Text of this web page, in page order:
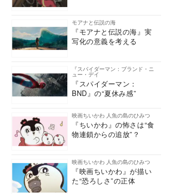
モアナと伝説の海
『モアナと伝説の海』実
写化の意義を考える
『スパイダーマン：ブランド・ニ
ュー・デイ
『スパイダーマン：
BND』の“夏休み感”
映画ちいかわ 人魚の島のひみつ
『ちいかわ』の怖さは“食
物連鎖からの追放”？
映画ちいかわ 人魚の島のひみつ
『映画ちいかわ』が描い
た“恐ろしさ”の正体